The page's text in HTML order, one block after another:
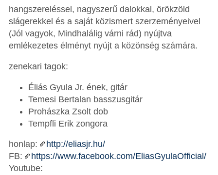
hangszereléssel, nagyszerű dalokkal, örökzöld
slágerekkel és a saját közismert szerzeményeivel
(Jól vagyok, Mindhalálig várni rád) nyújtva
emlékezetes élményt nyújt a közönség számára.
zenekari tagok:
Éliás Gyula Jr. ének, gitár
Temesi Bertalan basszusgitár
Prohászka Zsolt dob
Tempfli Erik zongora
honlap:
http://eliasjr.hu/
FB:
https://www.facebook.com/EliasGyulaOfficial/
Youtube: